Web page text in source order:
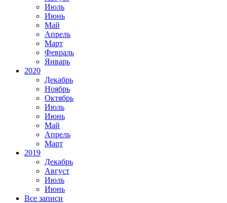
Июль
Июнь
Май
Апрель
Март
Февраль
Январь
2020
Декабрь
Ноябрь
Октябрь
Июль
Июнь
Май
Апрель
Март
2019
Декабрь
Август
Июль
Июнь
Все записи